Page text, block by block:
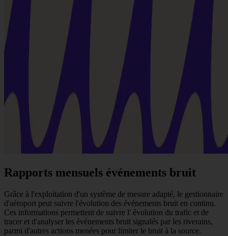
Rapports mensuels événements bruit
Grâce à l'exploitation d'un système de mesure adapté, le gestionnaire
d'aéroport peut suivre l'évolution des événements bruit en continu.
Ces informations permettent de suivre l' évolution du trafic et de
tracer et d'analyser les événements bruit signalés par les riverains,
parmi d'autres actions menées pour limiter le bruit à la source.